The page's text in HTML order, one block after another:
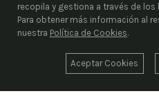
recopila y gestiona a través de
Para obtener más información al
nuestra Política de Cookies.
Aceptar Cookies